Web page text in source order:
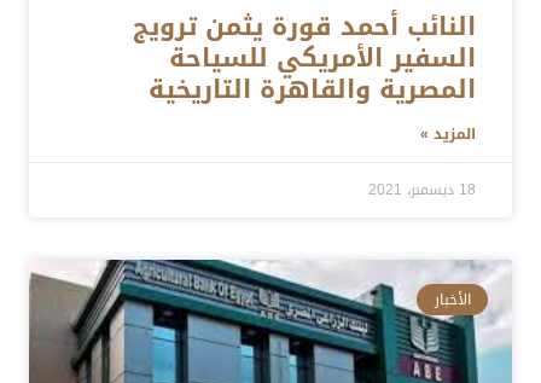
النائب أحمد قورة يثمن ترويج
السفير الأمريكي للسياحة
المصرية والقاهرة التاريخية
المزيد »
18 ديسمبر، 2021
الأخبار